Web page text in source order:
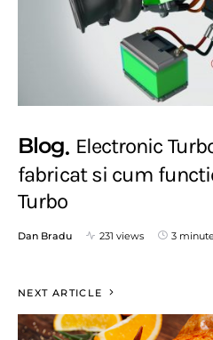
Blog Electronic
fabricat si cum
Turbo
Dan Bradu 231 views 3
NEXT ARTICLE